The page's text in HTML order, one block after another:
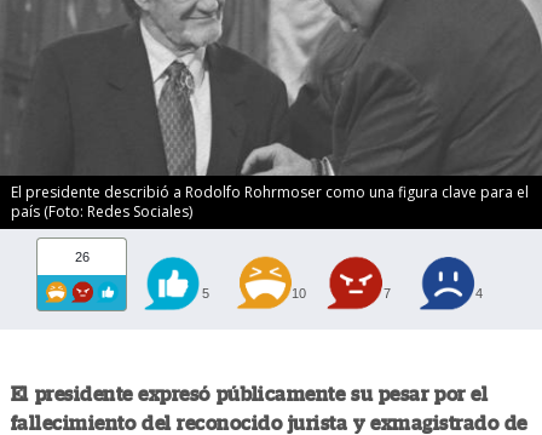
El presidente describió a Rodolfo Rohrmoser como una figura clave para el
país (Foto: Redes Sociales)
26
5 10 7 4
El presidente expresó públicamente su pesar por el
fallecimiento del reconocido jurista y exmagistrado de